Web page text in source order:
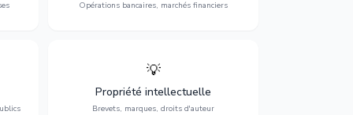
Opérations bancaires, marchés financiers
💡
Propriété intellectuelle
Brevets, marques, droits d'auteur
Protection de vos créations : brevets,
marques, droits d'auteur et lutte contre la
contrefaçon.